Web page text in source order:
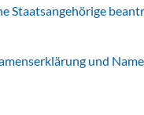
Staatsangehörige
und